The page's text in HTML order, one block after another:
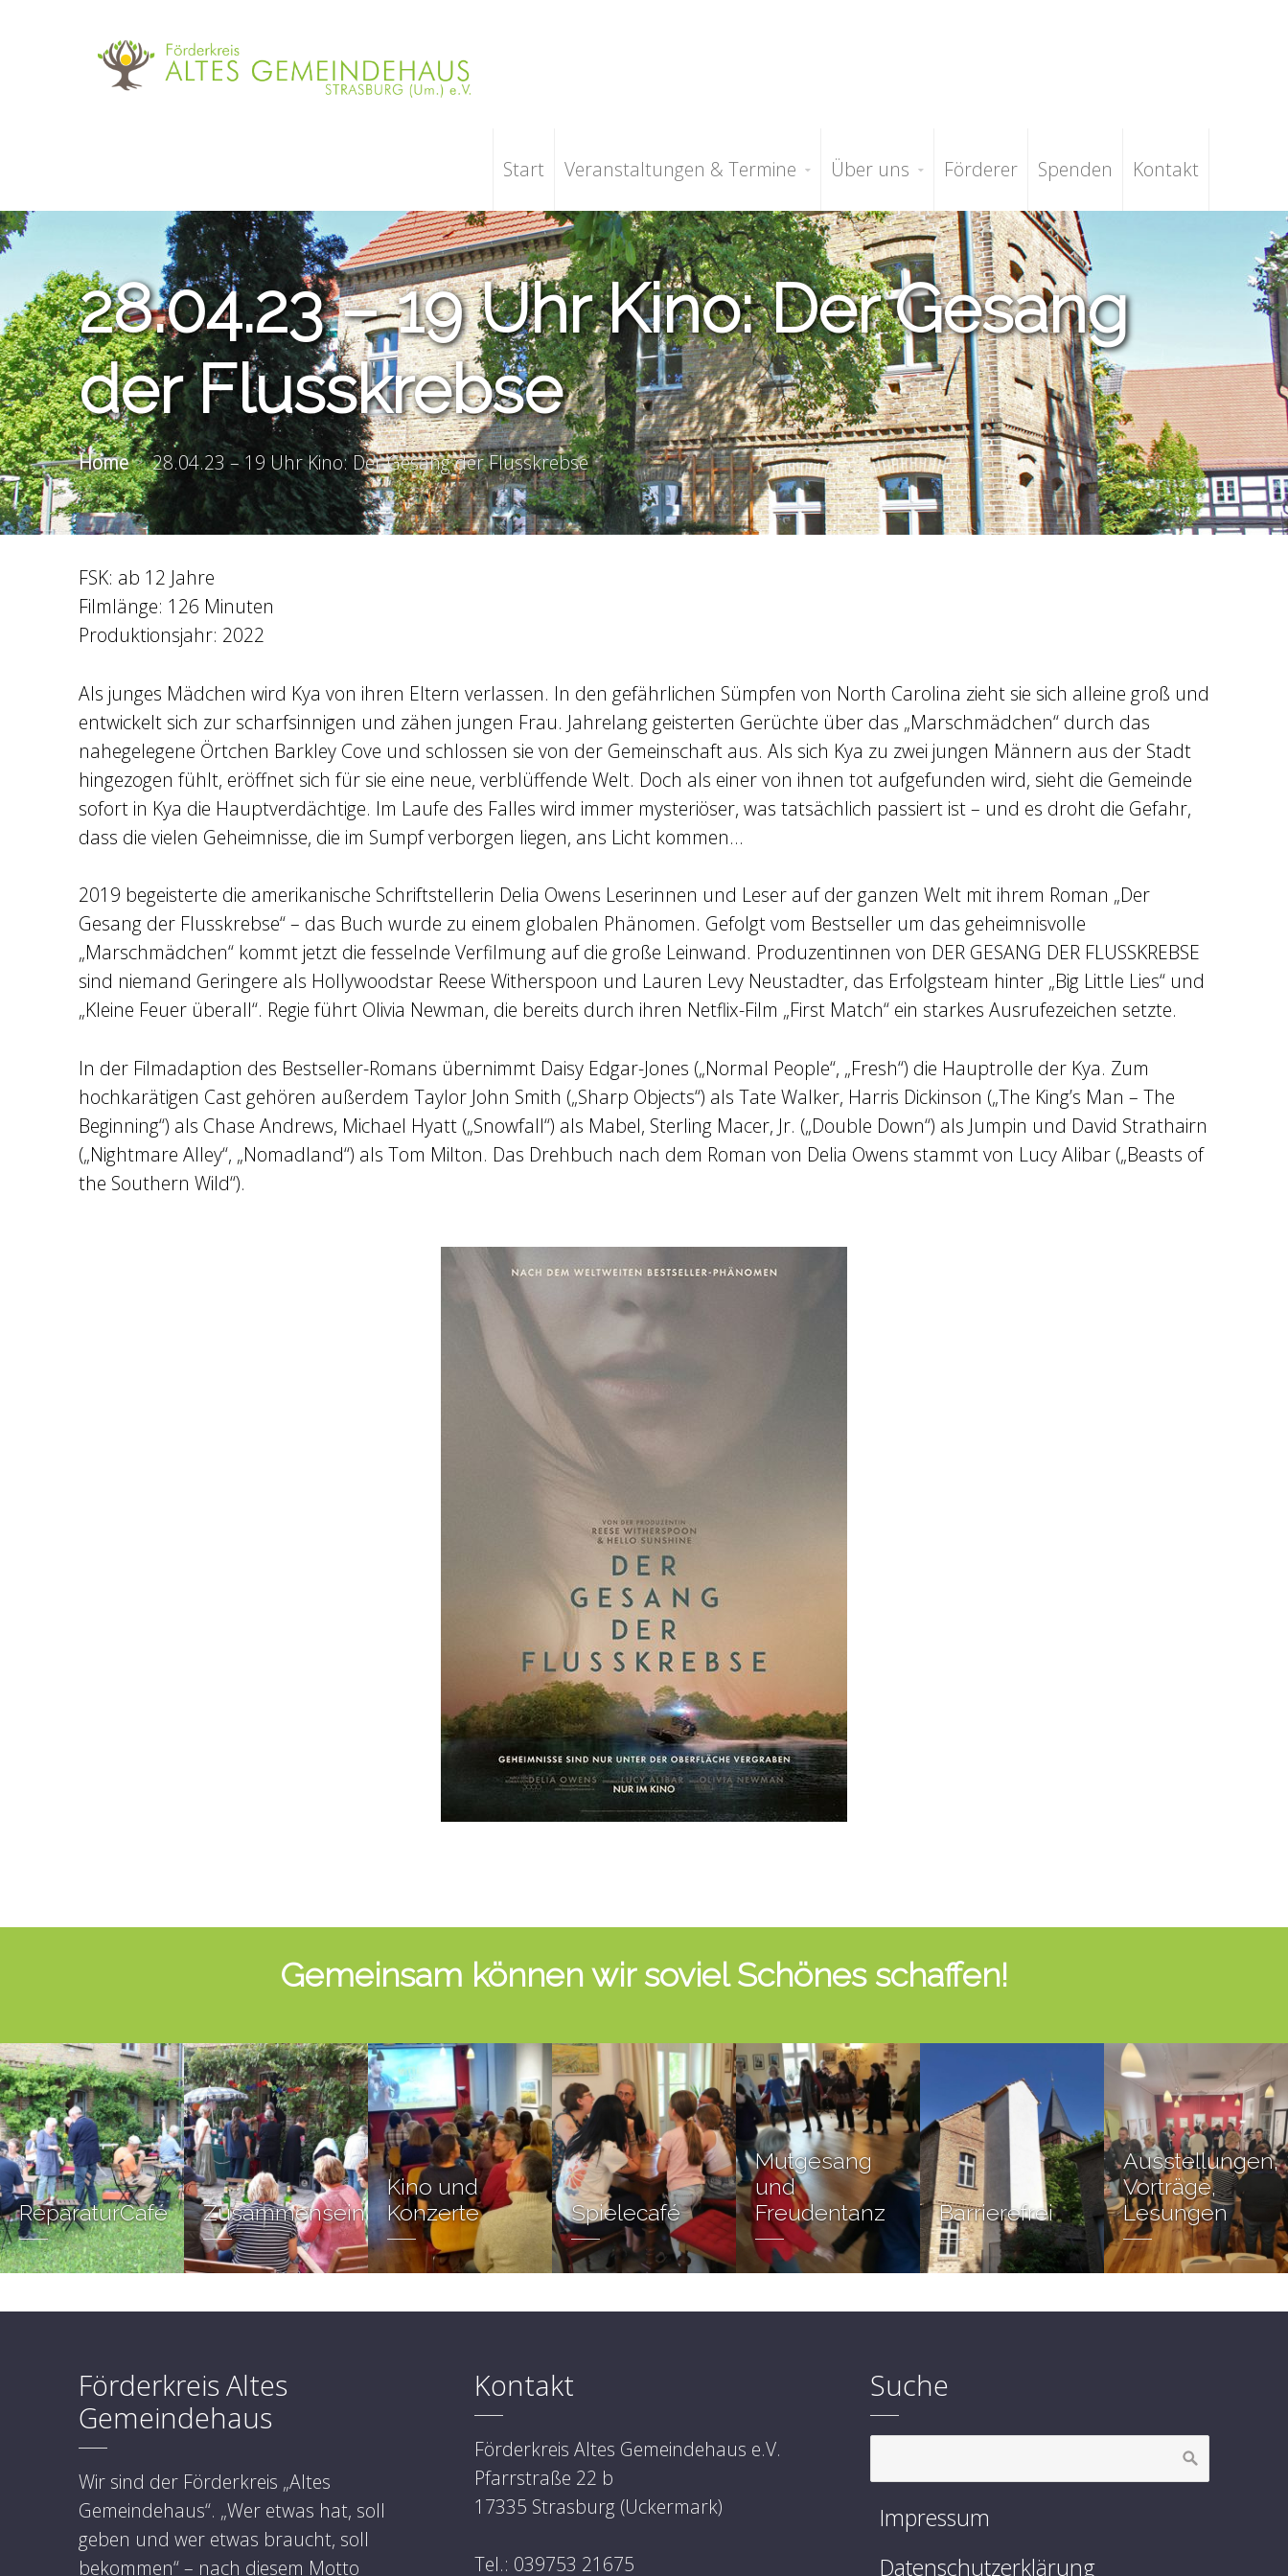
Start Veranstaltungen & Termine Über uns Förderer Spenden Kontakt
28.04.23 – 19 Uhr Kino: Der Gesang
der Flusskrebse
Home 28.04.23 – 19 Uhr Kino: Der Gesang der Flusskrebse
FSK: ab 12 Jahre
Filmlänge: 126 Minuten
Produktionsjahr: 2022
Als junges Mädchen wird Kya von ihren Eltern verlassen. In den gefährlichen Sümpfen von North Carolina zieht sie sich alleine groß und
entwickelt sich zur scharfsinnigen und zähen jungen Frau. Jahrelang geisterten Gerüchte über das „Marschmädchen“ durch das
nahegelegene Örtchen Barkley Cove und schlossen sie von der Gemeinschaft aus. Als sich Kya zu zwei jungen Männern aus der Stadt
hingezogen fühlt, eröffnet sich für sie eine neue, verblüffende Welt. Doch als einer von ihnen tot aufgefunden wird, sieht die Gemeinde
sofort in Kya die Hauptverdächtige. Im Laufe des Falles wird immer mysteriöser, was tatsächlich passiert ist – und es droht die Gefahr,
dass die vielen Geheimnisse, die im Sumpf verborgen liegen, ans Licht kommen…
2019 begeisterte die amerikanische Schriftstellerin Delia Owens Leserinnen und Leser auf der ganzen Welt mit ihrem Roman „Der
Gesang der Flusskrebse“ – das Buch wurde zu einem globalen Phänomen. Gefolgt vom Bestseller um das geheimnisvolle
„Marschmädchen“ kommt jetzt die fesselnde Verfilmung auf die große Leinwand. Produzentinnen von DER GESANG DER FLUSSKREBSE
sind niemand Geringere als Hollywoodstar Reese Witherspoon und Lauren Levy Neustadter, das Erfolgsteam hinter „Big Little Lies“ und
„Kleine Feuer überall“. Regie führt Olivia Newman, die bereits durch ihren Netflix-Film „First Match“ ein starkes Ausrufezeichen setzte.
In der Filmadaption des Bestseller-Romans übernimmt Daisy Edgar-Jones („Normal People“, „Fresh“) die Hauptrolle der Kya. Zum
hochkarätigen Cast gehören außerdem Taylor John Smith („Sharp Objects“) als Tate Walker, Harris Dickinson („The King’s Man – The
Beginning“) als Chase Andrews, Michael Hyatt („Snowfall“) als Mabel, Sterling Macer, Jr. („Double Down“) als Jumpin und David Strathairn
(„Nightmare Alley“, „Nomadland“) als Tom Milton. Das Drehbuch nach dem Roman von Delia Owens stammt von Lucy Alibar („Beasts of
the Southern Wild“).
Gemeinsam können wir soviel Schönes schaffen!
ReparaturCafé Zusammensein
Kino und
Konzerte
Spielecafé
Mutgesang
und
Freudentanz
Barrierefrei
Ausstellungen,
Vorträge,
Lesungen
Förderkreis Altes
Gemeindehaus
Wir sind der Förderkreis „Altes
Gemeindehaus“. „Wer etwas hat, soll
geben und wer etwas braucht, soll
bekommen“ – nach diesem Motto
Kontakt
Förderkreis Altes Gemeindehaus e.V.
Pfarrstraße 22 b
17335 Strasburg (Uckermark)
Tel.: 039753 21675
Suche
Impressum
Datenschutzerklärung